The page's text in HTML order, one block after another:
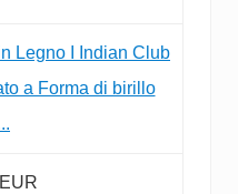
Legno I Indian Club
a Forma di birillo